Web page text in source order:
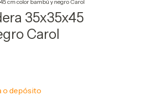
cm color bambú y negro Carol
35x35x45
Carol
o depósito